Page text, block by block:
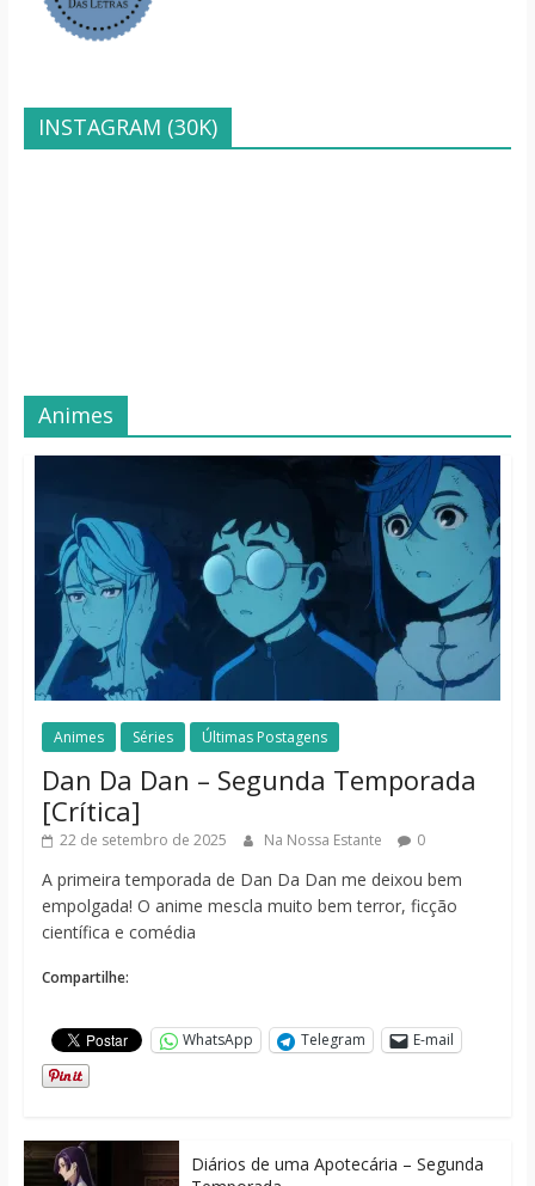
INSTAGRAM (30K)
Animes
Animes Séries Últimas Postagens
Dan Da Dan – Segunda Temporada
[Crítica]
22 de setembro de 2025 Na Nossa Estante 0
A primeira temporada de Dan Da Dan me deixou bem
empolgada! O anime mescla muito bem terror, ficção
científica e comédia
Compartilhe:
WhatsApp Telegram E-mail
Diários de uma Apotecária – Segunda